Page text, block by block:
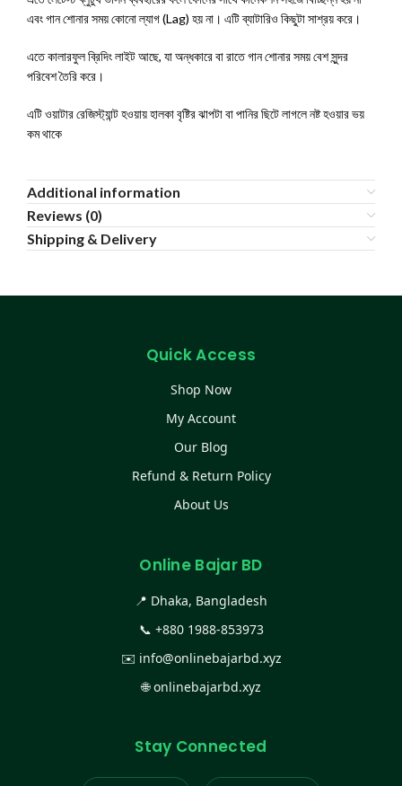
এবং গান শোনার সময় কোনো ল্যাগ (Lag) হয় না। এটি ব্যাটারিও কিছুটা সাশ্রয় করে।
এতে কালারফুল ব্রিদিং লাইট আছে, যা অন্ধকারে বা রাতে গান শোনার সময় বেশ সুন্দর
পরিবেশ তৈরি করে।
এটি ওয়াটার রেজিস্ট্যান্ট হওয়ায় হালকা বৃষ্টির ঝাপটা বা পানির ছিটে লাগলে নষ্ট হওয়ার ভয়
কম থাকে
Additional information
Reviews (0)
Shipping & Delivery
Quick Access
Shop Now
My Account
Our Blog
Refund & Return Policy
About Us
Online Bajar BD
📍 Dhaka, Bangladesh
📞 +880 1988-853973
✉️ info@onlinebajarbd.xyz
🌐onlinebajarbd.xyz
Stay Connected